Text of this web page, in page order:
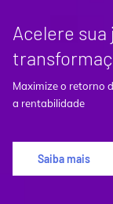
Acelere sua
Maximize o retorno
a rentabilidade
Saiba mais